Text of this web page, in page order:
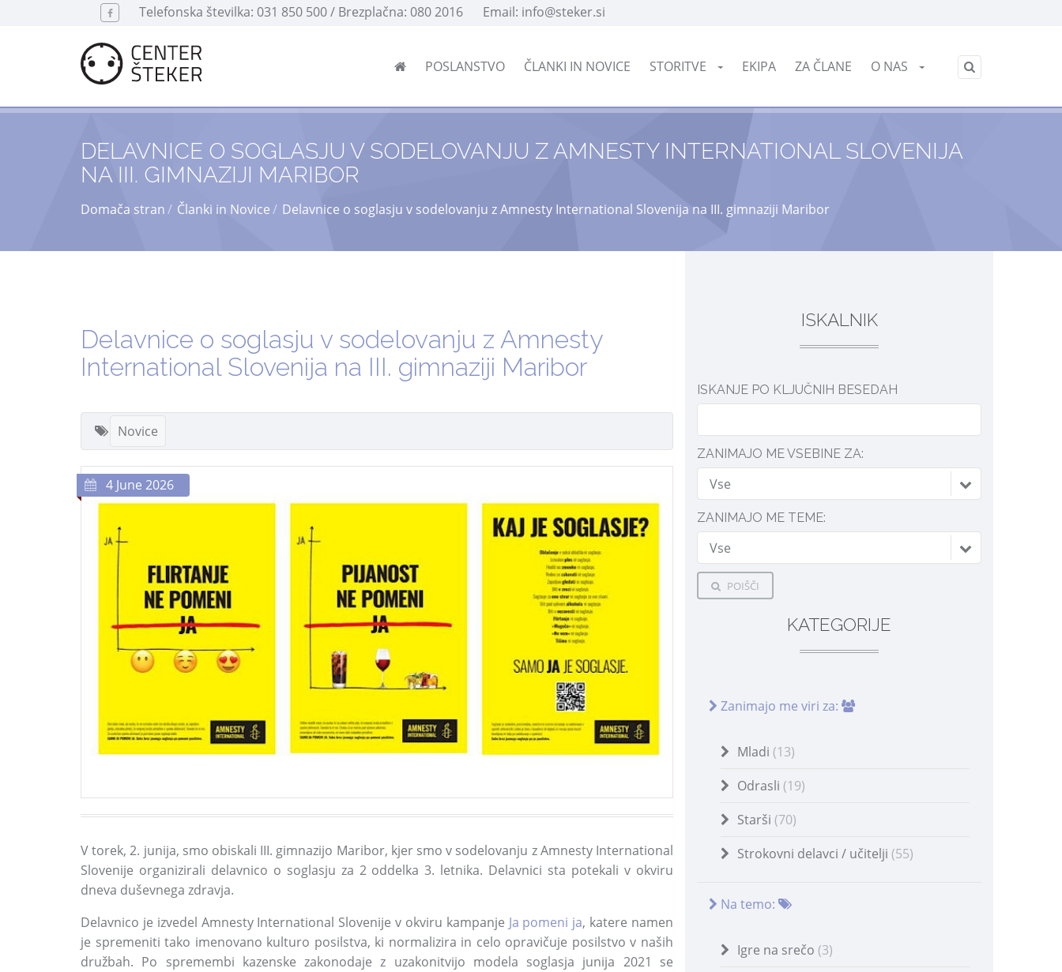
Telefonska številka: 031 850 500 / Brezplačna: 080 2016 Email: info@steker.si
POSLANSTVO ČLANKI IN NOVICE STORITVE EKIPA ZA ČLANE O NAS
DELAVNICE O SOGLASJU V SODELOVANJU Z AMNESTY INTERNATIONAL SLOVENIJA
NA III. GIMNAZIJI MARIBOR
Domača stran Članki in Novice Delavnice o soglasju v sodelovanju z Amnesty International Slovenija na III. gimnaziji Maribor
Delavnice o soglasju v sodelovanju z Amnesty
International Slovenija na III. gimnaziji Maribor
Novice
4 June 2026
V torek, 2. junija, smo obiskali III. gimnazijo Maribor, kjer smo v sodelovanju z Amnesty International
Slovenije organizirali delavnico o soglasju za 2 oddelka 3. letnika. Delavnici sta potekali v okviru
dneva duševnega zdravja.
Delavnico je izvedel Amnesty International Slovenije v okviru kampanje Ja pomeni ja, katere namen
je spremeniti tako imenovano kulturo posilstva, ki normalizira in celo opravičuje posilstvo v naših
družbah. Po spremembi kazenske zakonodaje z uzakonitvijo modela soglasja junija 2021 se
ISKALNIK
ISKANJE PO KLJUČNIH BESEDAH
ZANIMAJO ME VSEBINE ZA:
Vse
ZANIMAJO ME TEME:
Vse
POIŠČI
KATEGORIJE
Zanimajo me viri za:
Mladi (13)
Odrasli (19)
Starši (70)
Strokovni delavci / učitelji (55)
Na temo:
Igre na srečo (3)